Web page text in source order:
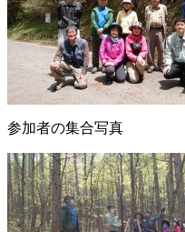
参加者の集合写真